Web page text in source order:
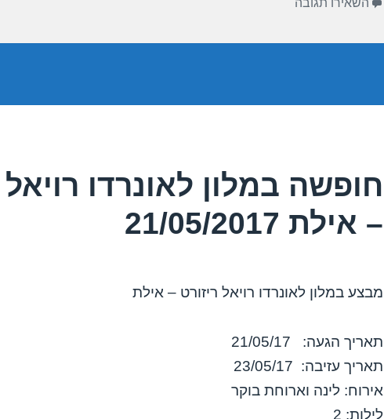
חופשה במלון לאונרדו רויאל
– אילת 21/05/2017
מבצע במלון לאונרדו רויאל ריזורט – אילת
תאריך הגעה: 21/05/17
תאריך עזיבה: 23/05/17
אירוח: לינה וארוחת בוקר
לילות: 2